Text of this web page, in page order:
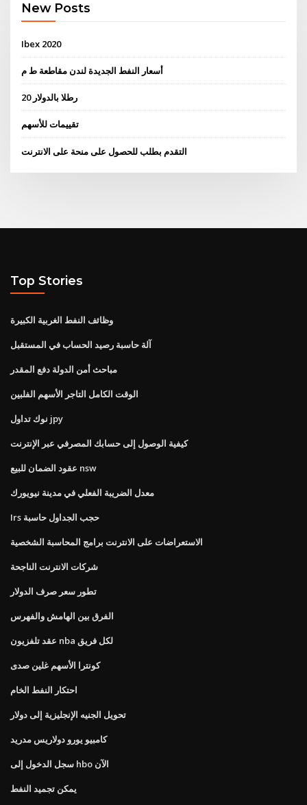
New Posts
Ibex 2020
أسعار النفط الجديدة لندن مقاطعة ط م
20 رطلا بالدولار
تقييمات للأسهم
التقدم بطلب للحصول على منحة على الانترنت
Top Stories
وظائف النفط الغربية الكبيرة
آلة حاسبة رصيد الحساب في المستقبل
مباحث أمن الدولة دفع المقدر
الوقت الكامل التاجر الأسهم الفلبين
نوك تداول jpy
كيفية الوصول إلى حسابك المصرفي عبر الإنترنت
عقود الضمان للبيع nsw
معدل الضريبة الفعلي في مدينة نيويورك
Irs حجب الجداول حاسبة
الاستعراضات على الانترنت برامج المحاسبة الشخصية
شركات الانترنت الناجحة
تطور سعر صرف الدولار
الفرق بين الهامش والفهرس
عقد تلفزيون nba لكل فريق
كونترا الأسهم غلين صدى
احتكار النفط الخام
تحويل الجنيه الإنجليزية إلى دولار
كامبيو يورو دولاريس مدريد
سجل الدخول إلى hbo الآن
يمكن تجميد النفط